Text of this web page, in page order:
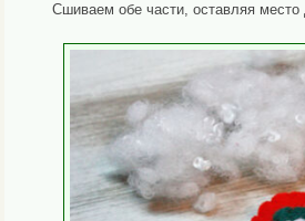
Сшиваем обе части, оставляя